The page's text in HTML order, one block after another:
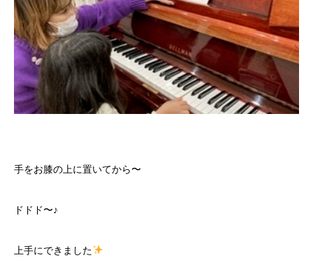
手をお膝の上に置いてから〜
ドドド〜♪
上手にできました